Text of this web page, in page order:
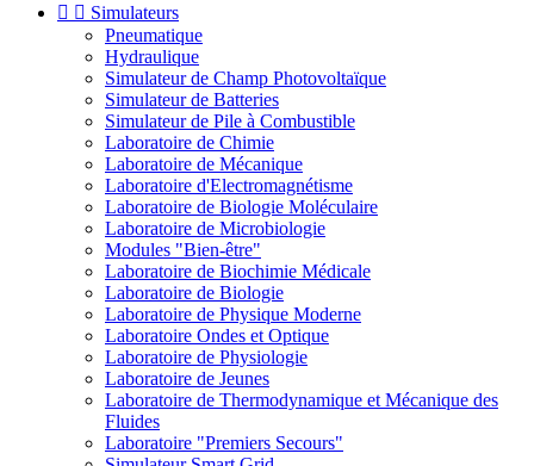
  Simulateurs
Pneumatique
Hydraulique
Simulateur de Champ Photovoltaïque
Simulateur de Batteries
Simulateur de Pile à Combustible
Laboratoire de Chimie
Laboratoire de Mécanique
Laboratoire d'Electromagnétisme
Laboratoire de Biologie Moléculaire
Laboratoire de Microbiologie
Modules "Bien-être"
Laboratoire de Biochimie Médicale
Laboratoire de Biologie
Laboratoire de Physique Moderne
Laboratoire Ondes et Optique
Laboratoire de Physiologie
Laboratoire de Jeunes
Laboratoire de Thermodynamique et Mécanique des
Fluides
Laboratoire "Premiers Secours"